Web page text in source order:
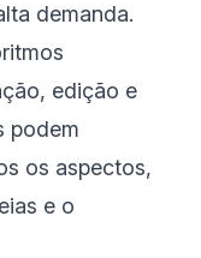
demanda.
edição e
podem
os aspectos,
e o